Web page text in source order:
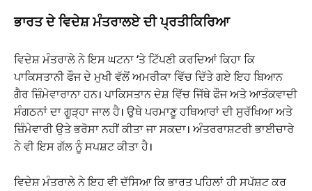
ਭਾਰਤ ਦੇ ਵਿਦੇਸ਼ ਮੰਤਰਾਲਏ ਦੀ ਪ੍ਰਤੀਕਿਰਿਆ
ਵਿਦੇਸ਼ ਮੰਤਰਾਲੇ ਨੇ ਇਸ ਘਟਨਾ ‘ਤੇ ਟਿੱਪਣੀ ਕਰਦਿਆਂ ਕਿਹਾ ਕਿ
ਪਾਕਿਸਤਾਨੀ ਫੌਜ ਦੇ ਮੁਖੀ ਵੱਲੋਂ ਅਮਰੀਕਾ ਵਿੱਚ ਦਿੱਤੇ ਗਏ ਇਹ ਬਿਆਨ
ਗੈਰ ਜ਼ਿੰਮੇਵਾਰਾਨਾ ਹਨ। ਪਾਕਿਸਤਾਨ ਦੇਸ਼ ਵਿੱਚ ਜਿੱਥੇ ਫੌਜ ਅਤੇ ਆਤੰਕਵਾਦੀ
ਸੰਗਠਨਾਂ ਦਾ ਗੂੜ੍ਹਾ ਜਾਲ ਹੈ। ਉਥੇ ਪਰਮਾਣੂ ਹਥਿਆਰਾਂ ਦੀ ਸੁਰੱਖਿਆ ਅਤੇ
ਜ਼ਿੰਮੇਵਾਰੀ ਉਤੇ ਭਰੋਸਾ ਨਹੀਂ ਕੀਤਾ ਜਾ ਸਕਦਾ। ਅੰਤਰਰਾਸ਼ਟਰੀ ਭਾਈਚਾਰੇ
ਨੇ ਵੀ ਇਸ ਗੱਲ ਨੂੰ ਸਪਸ਼ਟ ਕੀਤਾ ਹੈ।
ਵਿਦੇਸ਼ ਮੰਤਰਾਲੇ ਨੇ ਇਹ ਵੀ ਦੱਸਿਆ ਕਿ ਭਾਰਤ ਪਹਿਲਾਂ ਹੀ ਸਪੱਸ਼ਟ ਕਰ